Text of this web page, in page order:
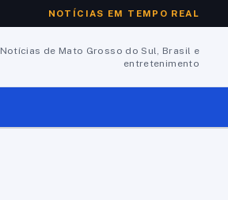
NOTÍCIAS EM TEMPO REAL
Notícias de Mato Grosso do Sul, Brasil e
entretenimento